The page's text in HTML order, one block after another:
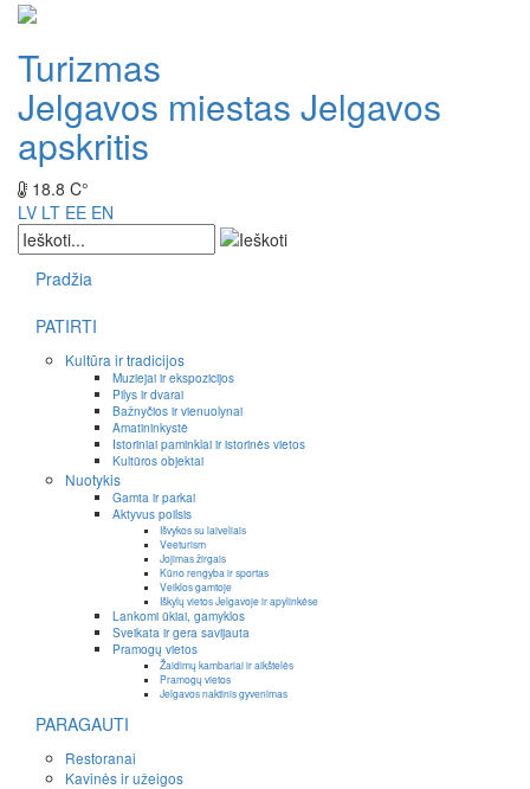
Turizmas
Jelgavos miestas Jelgavos
apskritis
18.8 C°
LV LT EE EN
Pradžia
PATIRTI
Kultūra ir tradicijos
Muziejai ir ekspozicijos
Pilys ir dvarai
Bažnyčios ir vienuolynai
Amatininkystė
Istoriniai paminklai ir istorinės vietos
Kultūros objektai
Nuotykis
Gamta ir parkai
Aktyvus poilsis
Išvykos su laiveliais
Veeturism
Jojimas žirgais
Kūno rengyba ir sportas
Veiklos gamtoje
Iškylų vietos Jelgavoje ir apylinkėse
Lankomi ūkiai, gamyklos
Sveikata ir gera savijauta
Pramogų vietos
Žaidimų kambariai ir aikštelės
Pramogų vietos
Jelgavos naktinis gyvenimas
PARAGAUTI
Restoranai
Kavinės ir užeigos